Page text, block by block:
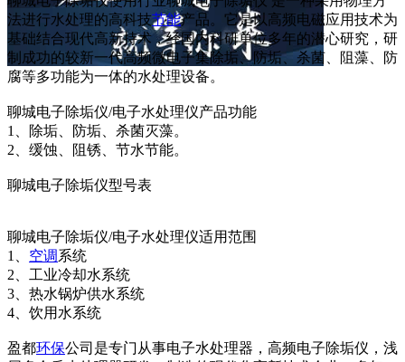
法进行水处理的高科技节能产品。它是以高频电磁应用技术为
基础结合现代高新持术，经国内科研单位多年的潜心研究，研
制成功的较新一代高频微电子集除垢、防垢、杀菌、阻藻、防
腐等多功能为一体的水处理设备。
聊城电子除垢仪/电子水处理仪产品功能
1、除垢、防垢、杀菌灭藻。
2、缓蚀、阻锈、节水节能。
聊城电子除垢仪型号表
聊城电子除垢仪/电子水处理仪适用范围
1、 空调系统
2、工业冷却水系统
3、热水锅炉供水系统
4、饮用水系统
盈都环保公司是专门从事电子水处理器，高频电子除垢仪，浅